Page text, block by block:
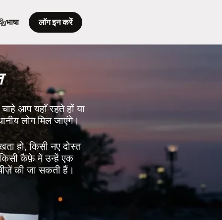
भाषा लॉग इन करें
आप यहाँ रहते हों या
लोग मिल जाएंगे।
हो, किसी नए दोस्त
किसी कैफ़े में उन्हें एक
की जा सकती हैं।